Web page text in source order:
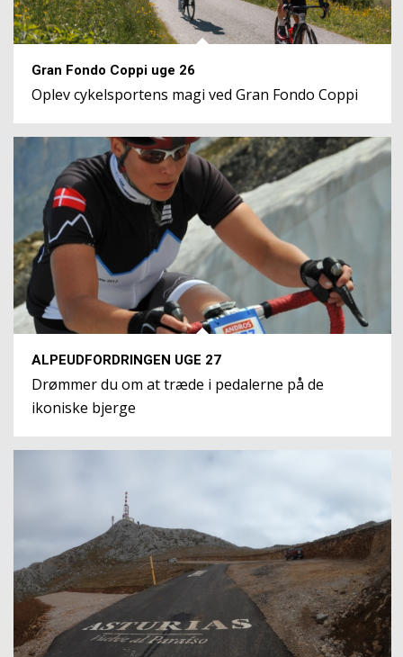
Gran Fondo Coppi uge 26
Oplev cykelsportens magi ved Gran Fondo Coppi
ALPEUDFORDRINGEN UGE 27
Drømmer du om at træde i pedalerne på de
ikoniske bjerge